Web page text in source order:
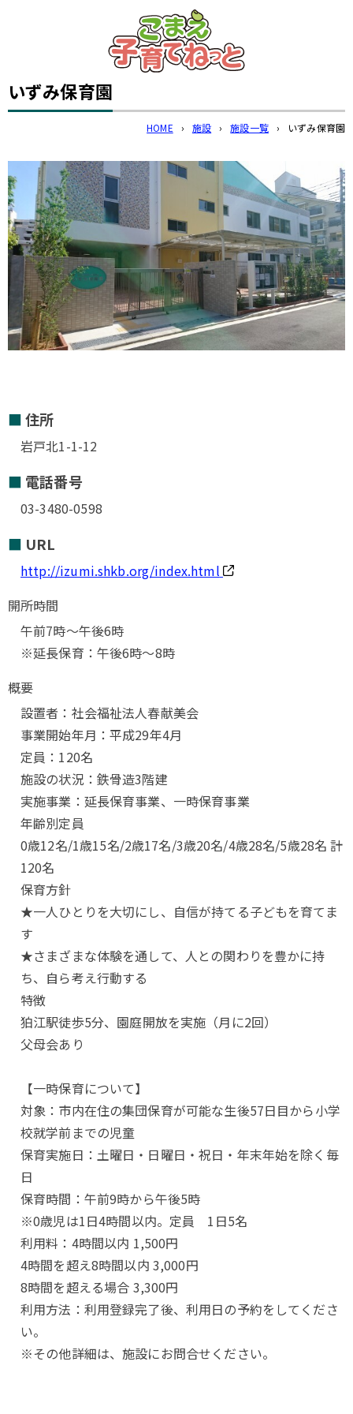
このページの本文へ
いずみ保育園
HOME › 施設 › 施設一覧 › いずみ保育園
住所
岩戸北1-1-12
電話番号
03-3480-0598
URL
http://izumi.shkb.org/index.html
開所時間
午前7時～午後6時
※延長保育：午後6時～8時
概要
設置者：社会福祉法人春献美会
事業開始年月：平成29年4月
定員：120名
施設の状況：鉄骨造3階建
実施事業：延長保育事業、一時保育事業
年齢別定員
0歳12名/1歳15名/2歳17名/3歳20名/4歳28名/5歳28名 計
120名
保育方針
★一人ひとりを大切にし、自信が持てる子どもを育てま
す
★さまざまな体験を通して、人との関わりを豊かに持
ち、自ら考え行動する
特徴
狛江駅徒歩5分、園庭開放を実施（月に2回）
父母会あり
【一時保育について】
対象：市内在住の集団保育が可能な生後57日目から小学
校就学前までの児童
保育実施日：土曜日・日曜日・祝日・年末年始を除く毎
日
保育時間：午前9時から午後5時
※0歳児は1日4時間以内。定員 1日5名
利用料：4時間以内 1,500円
4時間を超え8時間以内 3,000円
8時間を超える場合 3,300円
利用方法：利用登録完了後、利用日の予約をしてくださ
い。
※その他詳細は、施設にお問合せください。